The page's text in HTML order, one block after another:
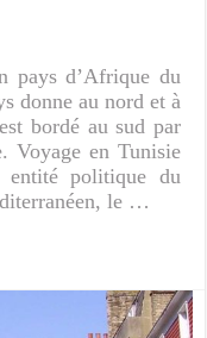
pays d’Afrique du
donne au nord et à
bordé au sud par
Voyage en Tunisie
politique du
le …